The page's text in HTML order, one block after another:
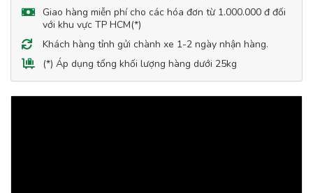
Giao hàng miễn phí cho các hóa đơn từ 1.000.000 đ đối
với khu vực TP HCM(*)
Khách hàng tỉnh gửi chành xe 1-2 ngày nhận hàng.
(*) Áp dụng tổng khối lượng hàng dưới 25kg